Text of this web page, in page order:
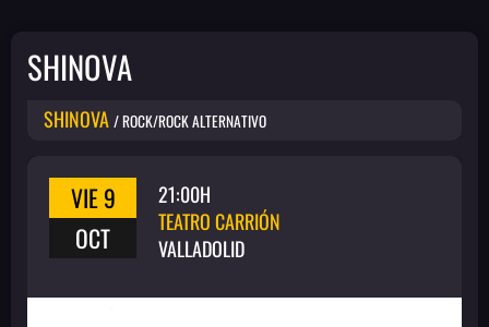
SHINOVA
SHINOVA / ROCK/ROCK ALTERNATIVO
VIE 9
OCT
21:00H
TEATRO CARRIÓN
VALLADOLID